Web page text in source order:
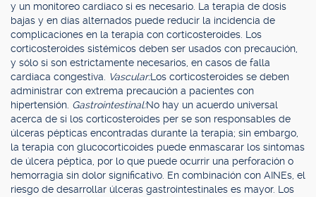
y un monitoreo cardiaco si es necesario. La terapia de dosis
bajas y en días alternados puede reducir la incidencia de
complicaciones en la terapia con corticosteroides. Los
corticosteroides sistémicos deben ser usados con precaución,
y sólo si son estrictamente necesarios, en casos de falla
cardiaca congestiva.
Vascular:Los corticosteroides se deben
administrar con extrema precaución a pacientes con
hipertensión. Gastrointestinal:No hay un acuerdo universal
acerca de si los corticosteroides per se son responsables de
úlceras pépticas encontradas durante la terapia; sin embargo,
la terapia con glucocorticoides puede enmascarar los síntomas
de úlcera péptica, por lo que puede ocurrir una perforación o
hemorragia sin dolor significativo. En combinación con AINEs, el
riesgo de desarrollar úlceras gastrointestinales es mayor. Los